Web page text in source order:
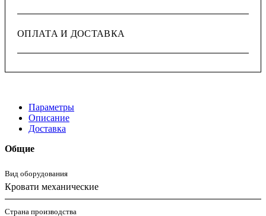
ОПЛАТА И ДОСТАВКА
Параметры
Описание
Доставка
Общие
Вид оборудования
Кровати механические
Страна производства